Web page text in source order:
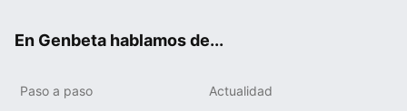
En Genbeta hablamos de...
Paso a paso Actualidad